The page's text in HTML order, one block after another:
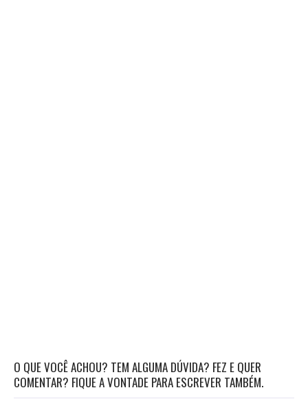
O QUE VOCÊ ACHOU? TEM ALGUMA DÚVIDA? FEZ E QUER
COMENTAR? FIQUE A VONTADE PARA ESCREVER TAMBÉM.